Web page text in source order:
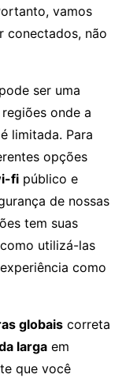
vamos
conectados, não
pode ser uma
onde a
limitada. Para
opções
fi público e
de nossas
tem suas
utilizá-las
como
globais correta
larga em
que você